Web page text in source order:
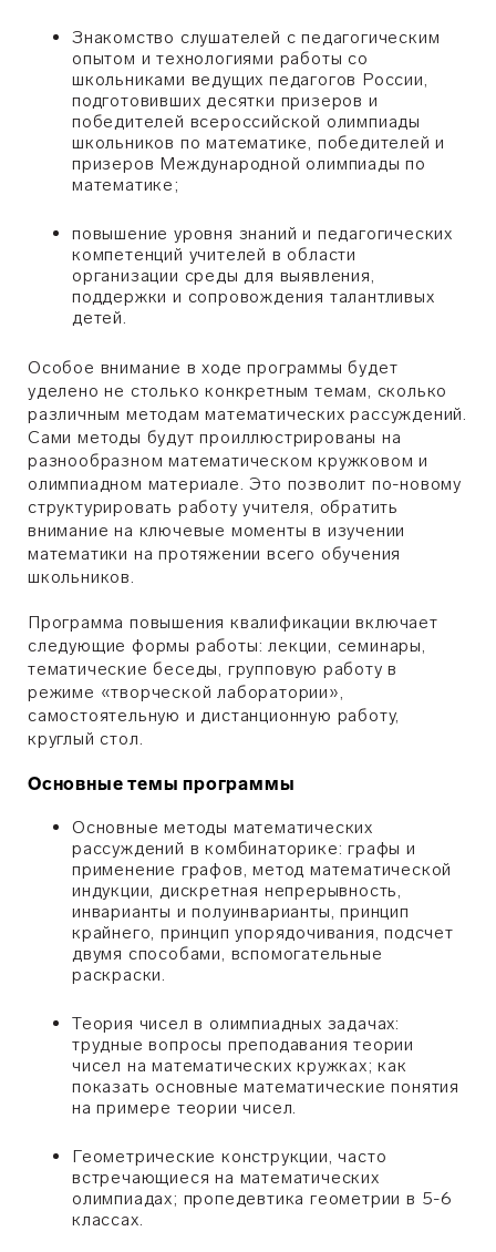
Знакомство слушателей с педагогическим
опытом и технологиями работы со
школьниками ведущих педагогов России,
подготовивших десятки призеров и
победителей всероссийской олимпиады
школьников по математике, победителей и
призеров Международной олимпиады по
математике;
повышение уровня знаний и педагогических
компетенций учителей в области
организации среды для выявления,
поддержки и сопровождения талантливых
детей.
Особое внимание в ходе программы будет
уделено не столько конкретным темам, сколько
различным методам математических рассуждений.
Сами методы будут проиллюстрированы на
разнообразном математическом кружковом и
олимпиадном материале. Это позволит по-новому
структурировать работу учителя, обратить
внимание на ключевые моменты в изучении
математики на протяжении всего обучения
школьников.
Программа повышения квалификации включает
следующие формы работы: лекции, семинары,
тематические беседы, групповую работу в
режиме «творческой лаборатории»,
самостоятельную и дистанционную работу,
круглый стол.
Основные темы программы
Основные методы математических
рассуждений в комбинаторике: графы и
применение графов, метод математической
индукции, дискретная непрерывность,
инварианты и полуинварианты, принцип
крайнего, принцип упорядочивания, подсчет
двумя способами, вспомогательные
раскраски.
Теория чисел в олимпиадных задачах:
трудные вопросы преподавания теории
чисел на математических кружках; как
показать основные математические понятия
на примере теории чисел.
Геометрические конструкции, часто
встречающиеся на математических
олимпиадах; пропедевтика геометрии в 5-6
классах.